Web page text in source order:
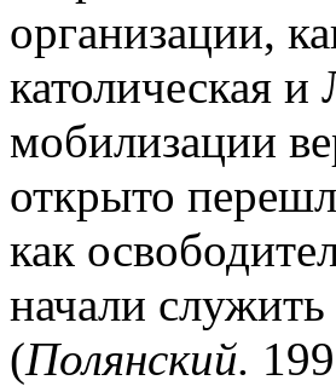
организации,
католическая
мобилизации
открыто
как
начали
(Полянский.